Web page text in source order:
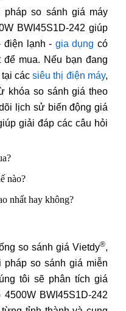
pháp so sánh giá máy
BWI45S1D-242 giúp
điện lạnh - gia dụng có
mua. Nếu bạn đang
tại cácsiêu thị điện máy,
khóa so sánh giá theo
lịch sử biến động giá
giải đáp các câu hỏi
nào?
nhất hay không?
so sánh giá Vietdy®,
so sánh giá miễn
tôi sẽ phân tích giá
BWI45S1D-242